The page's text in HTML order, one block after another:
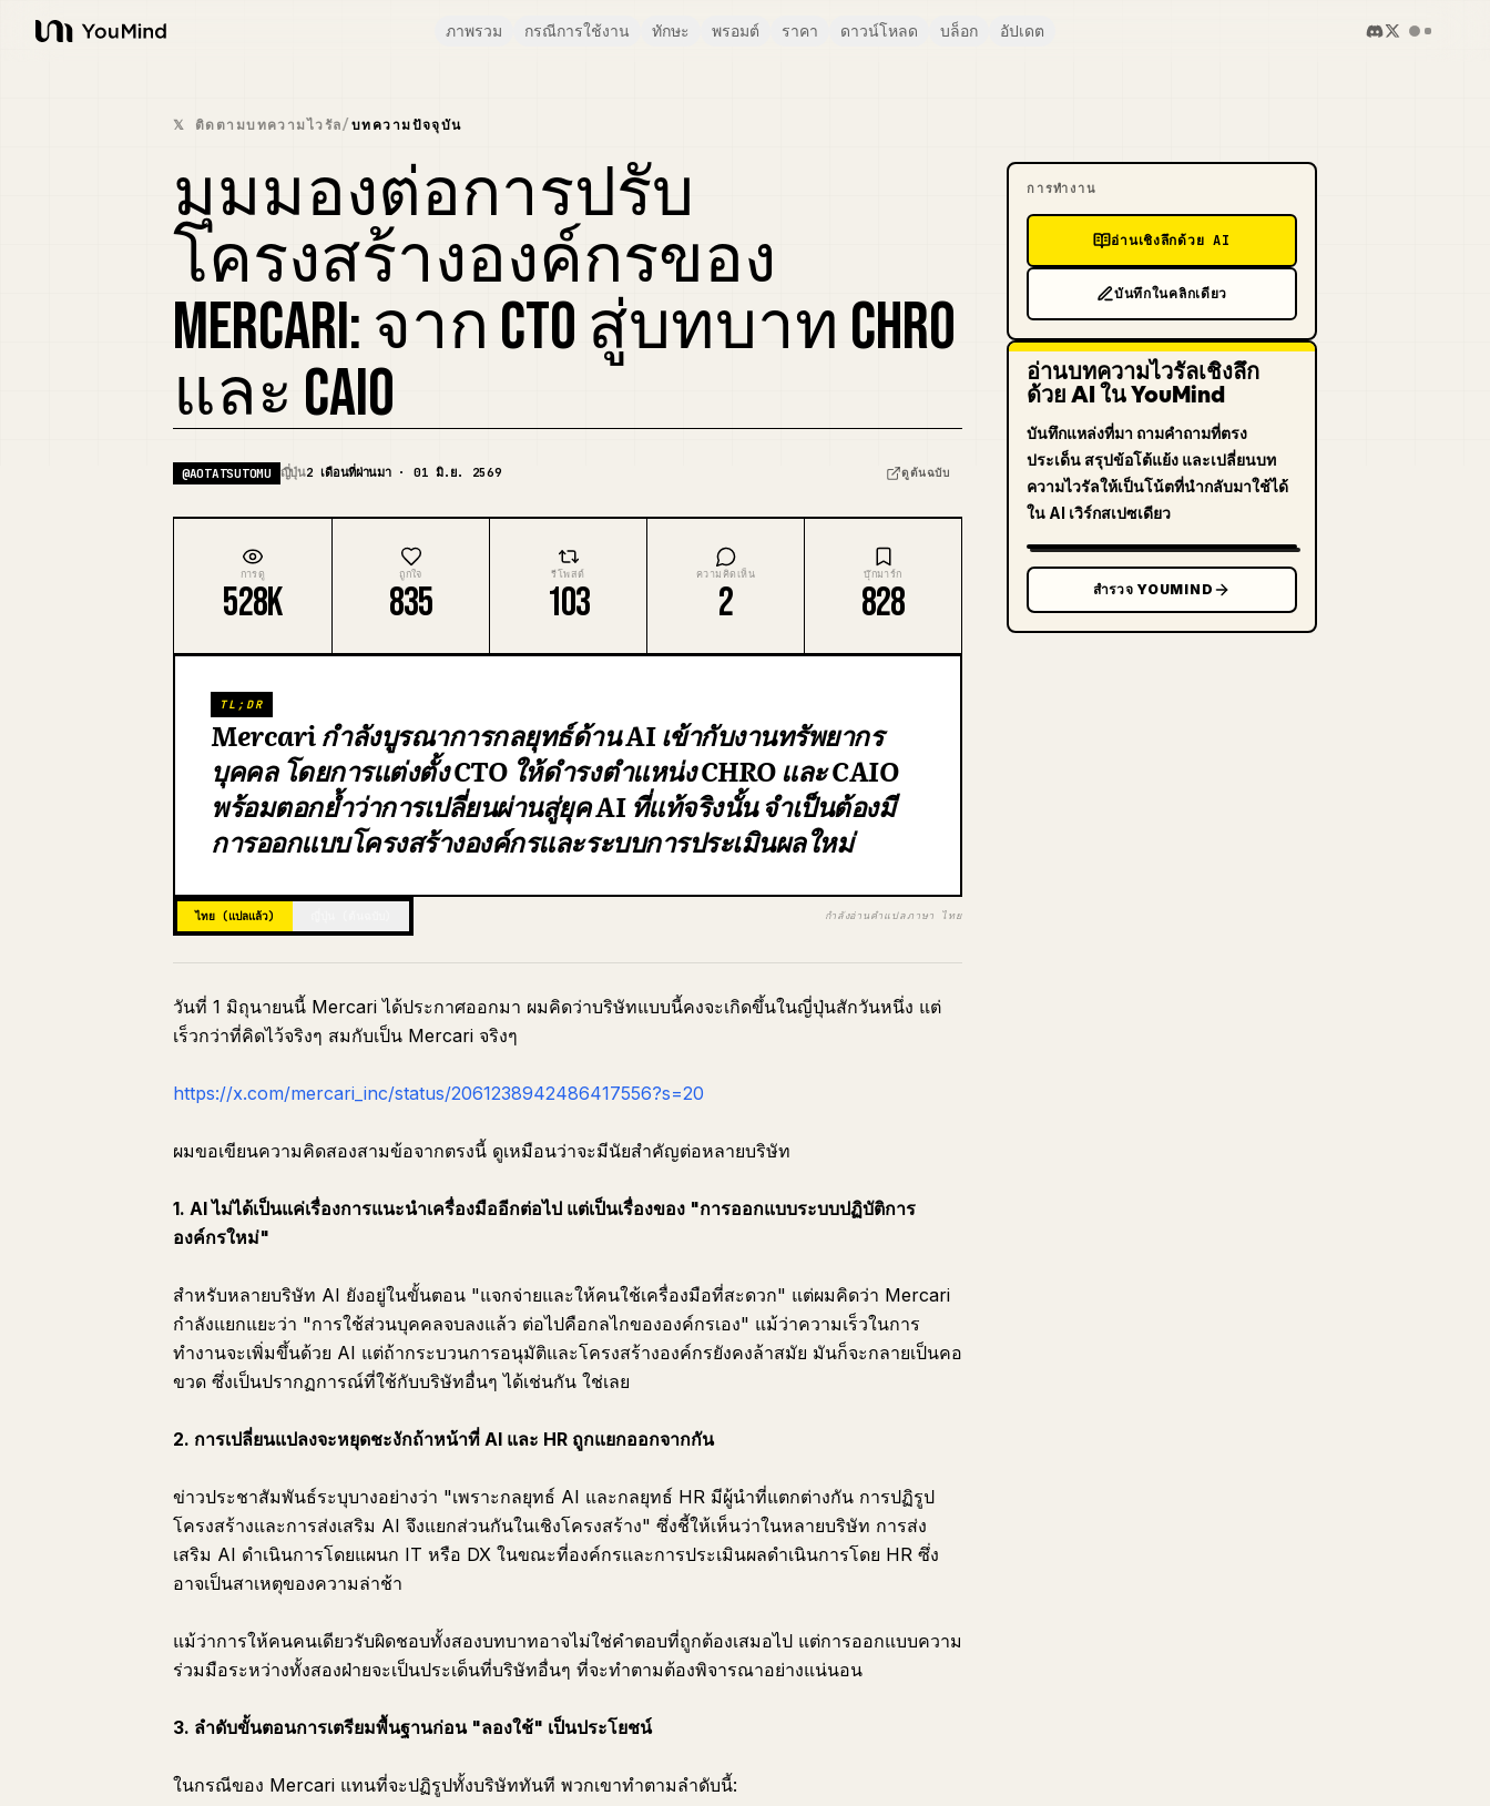
YouMind
ภาพรวม กรณีการใช้งาน ทักษะ พรอมต์ ราคา ดาวน์โหลด บล็อก อัปเดต
𝕏 ติดตามบทความไวรัล/บทความปัจจุบัน
มุมมองต่อการปรับ
โครงสร้างองค์กรของ
MERCARI: จาก CTO สู่บทบาท CHRO
และ CAIO
@AOTATSUTOMU ญี่ปุ่น2 เดือนที่ผ่านมา · 01 มิ.ย. 2569 ดูต้นฉบับ
การดู
528K
ถูกใจ
835
รีโพสต์
103
ความคิดเห็น
2
บุ๊กมาร์ก
828
TL;DR
Mercari กำลังบูรณาการกลยุทธ์ด้าน AI เข้ากับงานทรัพยากร
บุคคล โดยการแต่งตั้ง CTO ให้ดำรงตำแหน่ง CHRO และ CAIO
พร้อมตอกย้ำว่าการเปลี่ยนผ่านสู่ยุค AI ที่แท้จริงนั้น จำเป็นต้องมี
การออกแบบโครงสร้างองค์กรและระบบการประเมินผลใหม่
ไทย (แปลแล้ว) กำลังอ่านคำแปลภาษา ไทย
วันที่ 1 มิถุนายนนี้ Mercari ได้ประกาศออกมา ผมคิดว่าบริษัทแบบนี้คงจะเกิดขึ้นในญี่ปุ่นสักวันหนึ่ง แต่
เร็วกว่าที่คิดไว้จริงๆ สมกับเป็น Mercari จริงๆ
https://x.com/mercari_inc/status/2061238942486417556?s=20
ผมขอเขียนความคิดสองสามข้อจากตรงนี้ ดูเหมือนว่าจะมีนัยสำคัญต่อหลายบริษัท
1. AI ไม่ได้เป็นแค่เรื่องการแนะนำเครื่องมืออีกต่อไป แต่เป็นเรื่องของ "การออกแบบระบบปฏิบัติการ
องค์กรใหม่"
สำหรับหลายบริษัท AI ยังอยู่ในขั้นตอน "แจกจ่ายและให้คนใช้เครื่องมือที่สะดวก" แต่ผมคิดว่า Mercari
กำลังแยกแยะว่า "การใช้ส่วนบุคคลจบลงแล้ว ต่อไปคือกลไกขององค์กรเอง" แม้ว่าความเร็วในการ
ทำงานจะเพิ่มขึ้นด้วย AI แต่ถ้ากระบวนการอนุมัติและโครงสร้างองค์กรยังคงล้าสมัย มันก็จะกลายเป็นคอ
ขวด ซึ่งเป็นปรากฏการณ์ที่ใช้กับบริษัทอื่นๆ ได้เช่นกัน ใช่เลย
2. การเปลี่ยนแปลงจะหยุดชะงักถ้าหน้าที่ AI และ HR ถูกแยกออกจากกัน
ข่าวประชาสัมพันธ์ระบุบางอย่างว่า "เพราะกลยุทธ์ AI และกลยุทธ์ HR มีผู้นำที่แตกต่างกัน การปฏิรูป
โครงสร้างและการส่งเสริม AI จึงแยกส่วนกันในเชิงโครงสร้าง" ซึ่งชี้ให้เห็นว่าในหลายบริษัท การส่ง
เสริม AI ดำเนินการโดยแผนก IT หรือ DX ในขณะที่องค์กรและการประเมินผลดำเนินการโดย HR ซึ่ง
อาจเป็นสาเหตุของความล่าช้า
แม้ว่าการให้คนคนเดียวรับผิดชอบทั้งสองบทบาทอาจไม่ใช่คำตอบที่ถูกต้องเสมอไป แต่การออกแบบความ
ร่วมมือระหว่างทั้งสองฝ่ายจะเป็นประเด็นที่บริษัทอื่นๆ ที่จะทำตามต้องพิจารณาอย่างแน่นอน
3. ลำดับขั้นตอนการเตรียมพื้นฐานก่อน "ลองใช้" เป็นประโยชน์
ในกรณีของ Mercari แทนที่จะปฏิรูปทั้งบริษัททันที พวกเขาทำตามลำดับนี้:
การทำงาน
อ่านเชิงลึกด้วย AI
บันทึกในคลิกเดียว
อ่านบทความไวรัลเชิงลึก
ด้วย AI ใน YouMind
บันทึกแหล่งที่มา ถามคำถามที่ตรง
ประเด็น สรุปข้อโต้แย้ง และเปลี่ยนบท
ความไวรัลให้เป็นโน้ตที่นำกลับมาใช้ได้
ใน AI เวิร์กสเปซเดียว
สำรวจ YOUMIND